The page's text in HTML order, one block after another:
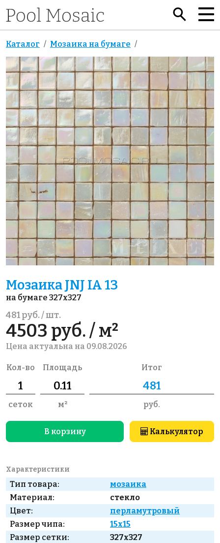
Каталог Мозаика на бумаге
Мозаика JNJ IA 13
на бумаге 327x327
481 руб. / шт.
4503 руб. / м²
Цена актуальна на 09.08.2026
Кол-во
сеток
Площадь
м²
Итог
руб.
В корзину Калькулятор
Характеристики
Тип товара:
мозаика
Материал:
стекло
Цвет:
перламутровый
Размер чипа:
15x15
Размер сетки:
327x327